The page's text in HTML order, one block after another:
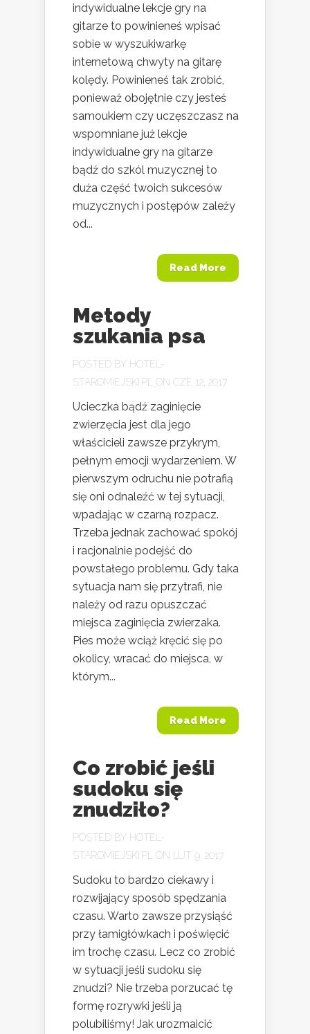
indywidualne lekcje gry na
gitarze to powinieneś wpisać
sobie w wyszukiwarkę
internetową chwyty na gitarę
kolędy. Powinieneś tak zrobić,
ponieważ obojętnie czy jesteś
samoukiem czy uczęszczasz na
wspomniane już lekcje
indywidualne gry na gitarze
bądź do szkól muzycznej to
duża część twoich sukcesów
muzycznych i postępów zależy
od...
Read More
Metody
szukania psa
POSTED BY HOTEL-
STAROMIEJSKI.PL
ON CZE 12, 2017
Ucieczka bądź zaginięcie
zwierzęcia jest dla jego
właścicieli zawsze przykrym,
pełnym emocji wydarzeniem. W
pierwszym odruchu nie potrafią
się oni odnaleźć w tej sytuacji,
wpadając w czarną rozpacz.
Trzeba jednak zachować spokój
i racjonalnie podejść do
powstałego problemu. Gdy taka
sytuacja nam się przytrafi, nie
należy od razu opuszczać
miejsca zaginięcia zwierzaka.
Pies może wciąż kręcić się po
okolicy, wracać do miejsca, w
którym...
Read More
Co zrobić jeśli
sudoku się
znudziło?
POSTED BY HOTEL-
STAROMIEJSKI.PL
ON LUT 9, 2017
Sudoku to bardzo ciekawy i
rozwijający sposób spędzania
czasu. Warto zawsze przysiąść
przy łamigłówkach i poświęcić
im trochę czasu. Lecz co zrobić
w sytuacji jeśli sudoku się
znudzi? Nie trzeba porzucać tę
formę rozrywki jeśli ją
polubiliśmy! Jak urozmaicić